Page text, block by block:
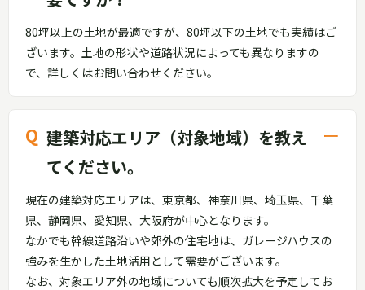
80坪以上の土地が最適ですが、80坪以下の土地でも実績はご
ざいます。土地の形状や道路状況によっても異なりますの
で、詳しくはお問い合わせください。
建築対応エリア（対象地域）を教え
てください。
現在の建築対応エリアは、東京都、神奈川県、埼玉県、千葉
県、静岡県、愛知県、大阪府が中心となります。
なかでも幹線道路沿いや郊外の住宅地は、ガレージハウスの
強みを生かした土地活用として需要がございます。
なお、対象エリア外の地域についても順次拡大を予定してお